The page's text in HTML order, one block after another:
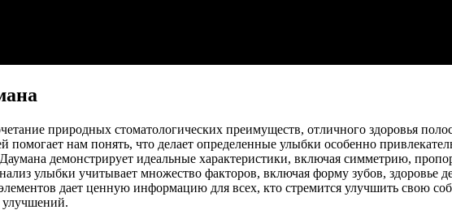
природных стоматологических преимуществ, отличного здоровья
нам понять, что делает определенные улыбки особенно
демонстрирует идеальные характеристики, включая симметрию,
улыбки учитывает множество факторов, включая форму зубов, здоровье
дает ценную информацию для всех, кто стремится улучшить свою
улучшений.